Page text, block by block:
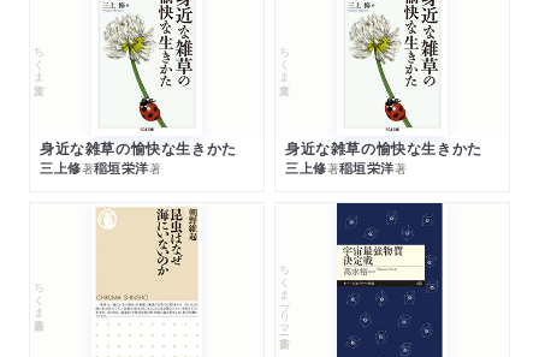
ちくま文庫
身近な雑草の愉快な生きかた
三上修著稲垣栄洋著
ちくま文庫
身近な雑草の愉快な生きかた
三上修著稲垣栄洋著
ちくま新書 ちくまプリマー新書